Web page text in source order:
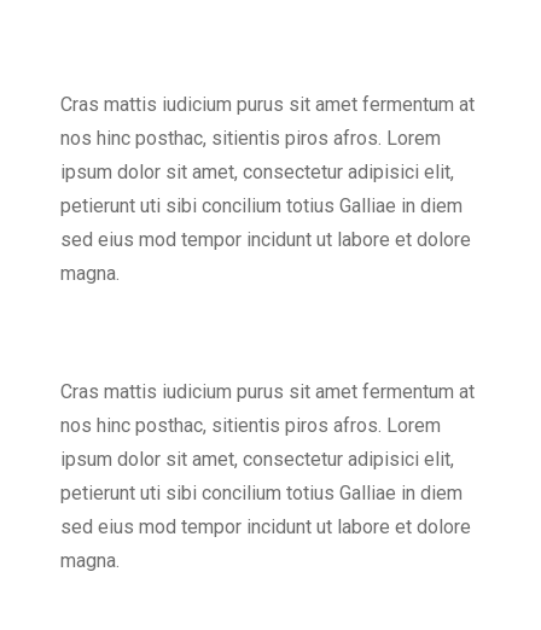
Cras mattis iudicium purus sit amet fermentum at
nos hinc posthac, sitientis piros afros. Lorem
ipsum dolor sit amet, consectetur adipisici elit,
petierunt uti sibi concilium totius Galliae in diem
sed eius mod tempor incidunt ut labore et dolore
magna.
Cras mattis iudicium purus sit amet fermentum at
nos hinc posthac, sitientis piros afros. Lorem
ipsum dolor sit amet, consectetur adipisici elit,
petierunt uti sibi concilium totius Galliae in diem
sed eius mod tempor incidunt ut labore et dolore
magna.